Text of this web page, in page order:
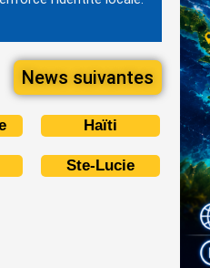
News suivantes
Haïti
Ste-Lucie